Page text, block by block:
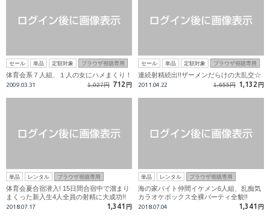
セール 単品 定額対象 ブラウザ視聴専用
体育会系７人組、１人の女にハメまくり！
2009.03.31 1,027円 712 円
セール 単品 定額対象 ブラウザ視聴専用
連続射精続出!!ザーメンだらけの大乱交☆
2011.04.22 1,655円 1,132 円
単品 レンタル ブラウザ視聴専用
体育会夏合宿潜入! 15日間合宿中で溜まり
まくった新入生4人全員の射精に大成功!!
2018.07.17 1,341 円
単品 レンタル ブラウザ視聴専用
海の家バイト仲間イケメン6人組、乱痴気
カラオケボックス全裸パーティ全貌!!
2018.07.04 1,341 円